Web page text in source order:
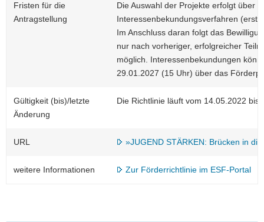
Fristen für die
Antragstellung
Die Auswahl der Projekte erfolgt über
Interessenbekundungsverfahren
Im Anschluss daran folgt das
nur nach vorheriger, erfolgreicher
möglich. Interessenbekundungen
29.01.2027 (15 Uhr) über das
Gültigkeit (bis)/letzte
Änderung
Die Richtlinie läuft vom 14.05.2022 bis
URL »JUGEND STÄRKEN: Brücken in
weitere Informationen Zur Förderrichtlinie im ESF-Portal